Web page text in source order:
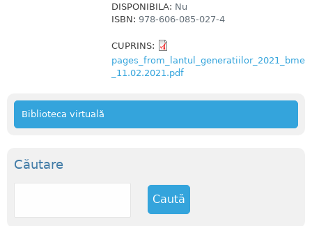
DISPONIBILA: Nu
ISBN: 978-606-085-027-4
CUPRINS:
pages_from_lantul_generatiilor_2021_bme
_11.02.2021.pdf
Biblioteca virtuală
Căutare
C